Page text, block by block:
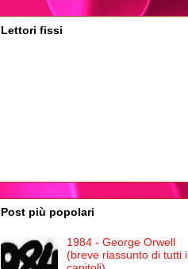
Lettori fissi
Post più popolari
1984 - George Orwell
(breve riassunto di tutti i